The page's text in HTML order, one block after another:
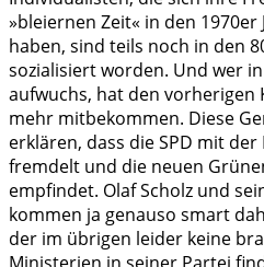
»bleiernen Zeit« in den
haben, sind teils noch in den
sozialisiert worden. Und wer
aufwuchs, hat den
mehr mitbekommen. Diese
erklären, dass die SPD mit
fremdelt und die neuen
empfindet. Olaf Scholz und
kommen ja genauso smart
der im übrigen leider keine